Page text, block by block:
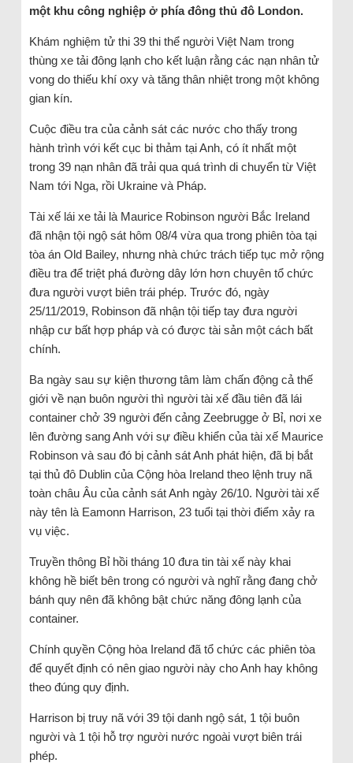
một khu công nghiệp ở phía đông thủ đô London.
Khám nghiệm tử thi 39 thi thể người Việt Nam trong
thùng xe tải đông lạnh cho kết luận rằng các nạn nhân tử
vong do thiếu khí oxy và tăng thân nhiệt trong một không
gian kín.
Cuộc điều tra của cảnh sát các nước cho thấy trong
hành trình với kết cục bi thảm tại Anh, có ít nhất một
trong 39 nạn nhân đã trải qua quá trình di chuyển từ Việt
Nam tới Nga, rồi Ukraine và Pháp.
Tài xế lái xe tải là Maurice Robinson người Bắc Ireland
đã nhận tội ngộ sát hôm 08/4 vừa qua trong phiên tòa tại
tòa án Old Bailey, nhưng nhà chức trách tiếp tục mở rộng
điều tra để triệt phá đường dây lớn hơn chuyên tổ chức
đưa người vượt biên trái phép. Trước đó, ngày
25/11/2019, Robinson đã nhận tội tiếp tay đưa người
nhập cư bất hợp pháp và có được tài sản một cách bất
chính.
Ba ngày sau sự kiện thương tâm làm chấn động cả thế
giới về nạn buôn người thì người tài xế đầu tiên đã lái
container chở 39 người đến cảng Zeebrugge ở Bỉ, nơi xe
lên đường sang Anh với sự điều khiển của tài xế Maurice
Robinson và sau đó bị cảnh sát Anh phát hiện, đã bị bắt
tại thủ đô Dublin của Cộng hòa Ireland theo lệnh truy nã
toàn châu Âu của cảnh sát Anh ngày 26/10. Người tài xế
này tên là Eamonn Harrison, 23 tuổi tại thời điểm xảy ra
vụ việc.
Truyền thông Bỉ hồi tháng 10 đưa tin tài xế này khai
không hề biết bên trong có người và nghĩ rằng đang chở
bánh quy nên đã không bật chức năng đông lạnh của
container.
Chính quyền Cộng hòa Ireland đã tổ chức các phiên tòa
để quyết định có nên giao người này cho Anh hay không
theo đúng quy định.
Harrison bị truy nã với 39 tội danh ngộ sát, 1 tội buôn
người và 1 tội hỗ trợ người nước ngoài vượt biên trái
phép.